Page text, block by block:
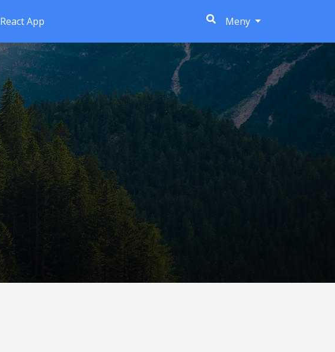
React App Meny (current)